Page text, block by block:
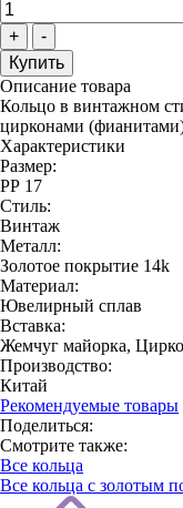
+ -
Описание товара
Кольцо в винтажном
цирконами
Характеристики
Размер:
РР 17
Стиль:
Винтаж
Металл:
Золотое покрытие 14k
Материал:
Ювелирный сплав
Вставка:
Жемчуг майорка,
Производство:
Китай
Рекомендуемые товары
Поделиться:
Смотрите также:
Все кольца
Все кольца с золотым